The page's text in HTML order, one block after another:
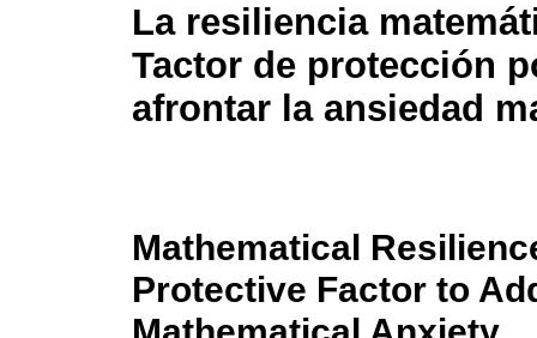
La resiliencia
Tactor de protección
afrontar la ansiedad
Mathematical
Protective Factor to